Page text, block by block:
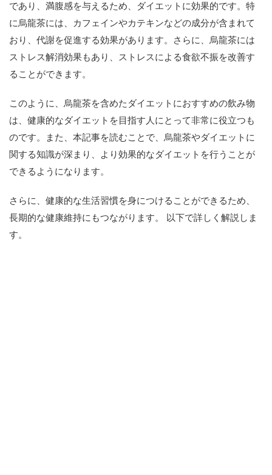
であり、満腹感を与えるため、ダイエットに効果的です。特
に烏龍茶には、カフェインやカテキンなどの成分が含まれて
おり、代謝を促進する効果があります。さらに、烏龍茶には
ストレス解消効果もあり、ストレスによる食欲不振を改善す
ることができます。
このように、烏龍茶を含めたダイエットにおすすめの飲み物
は、健康的なダイエットを目指す人にとって非常に役立つも
のです。また、本記事を読むことで、烏龍茶やダイエットに
関する知識が深まり、より効果的なダイエットを行うことが
できるようになります。
さらに、健康的な生活習慣を身につけることができるため、
長期的な健康維持にもつながります。 以下で詳しく解説しま
す。